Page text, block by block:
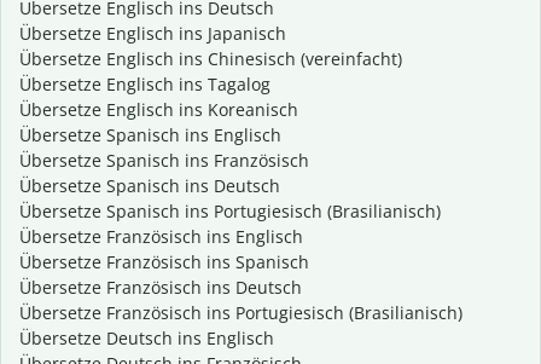
Übersetze Englisch ins Deutsch
Übersetze Englisch ins Japanisch
Übersetze Englisch ins Chinesisch (vereinfacht)
Übersetze Englisch ins Tagalog
Übersetze Englisch ins Koreanisch
Übersetze Spanisch ins Englisch
Übersetze Spanisch ins Französisch
Übersetze Spanisch ins Deutsch
Übersetze Spanisch ins Portugiesisch (Brasilianisch)
Übersetze Französisch ins Englisch
Übersetze Französisch ins Spanisch
Übersetze Französisch ins Deutsch
Übersetze Französisch ins Portugiesisch (Brasilianisch)
Übersetze Deutsch ins Englisch